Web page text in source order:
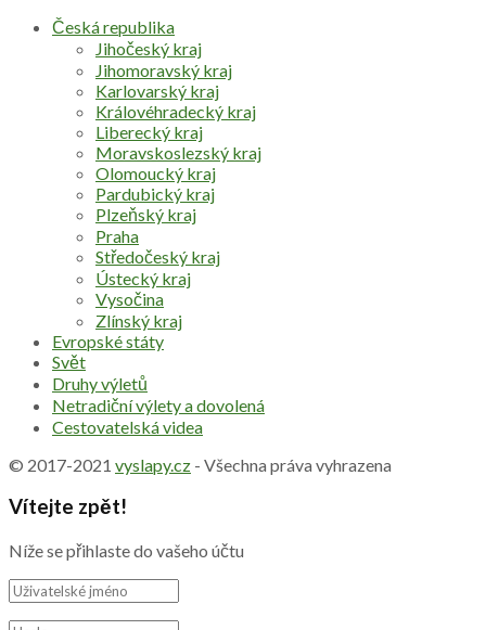
Česká republika
Jihočeský kraj
Jihomoravský kraj
Karlovarský kraj
Královéhradecký kraj
Liberecký kraj
Moravskoslezský kraj
Olomoucký kraj
Pardubický kraj
Plzeňský kraj
Praha
Středočeský kraj
Ústecký kraj
Vysočina
Zlínský kraj
Evropské státy
Svět
Druhy výletů
Netradiční výlety a dovolená
Cestovatelská videa
© 2017-2021 vyslapy.cz - Všechna práva vyhrazena
Vítejte zpět!
Níže se přihlaste do vašeho účtu